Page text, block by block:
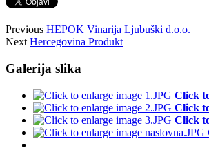
Previous HEPOK Vinarija Ljubuški d.o.o.
Next Hercegovina Produkt
Galerija slika
Click
Click
Click